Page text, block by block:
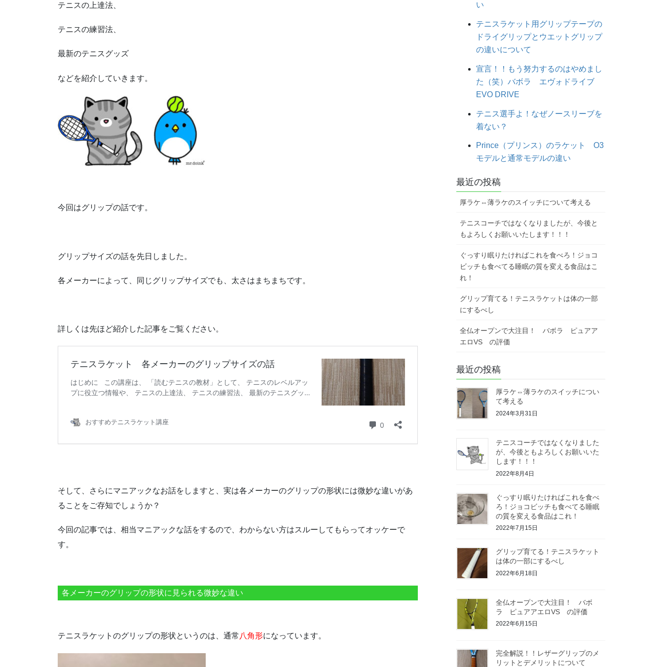
テニスの上達法、
テニスの練習法、
最新のテニスグッズ
などを紹介していきます。
今回はグリップの話です。
グリップサイズの話を先日しました。
各メーカーによって、同じグリップサイズでも、太さはまちまちです。
詳しくは先ほど紹介した記事をご覧ください。
そして、さらにマニアックなお話をしますと、実は各メーカーのグリップの形状には微妙な違いがあ
ることをご存知でしょうか？
今回の記事では、相当マニアックな話をするので、わからない方はスルーしてもらってオッケーで
す。
各メーカーのグリップの形状に見られる微妙な違い
テニスラケットのグリップの形状というのは、通常 八角形になっています。
い
テニスラケット用グリップテープの
ドライグリップとウエットグリップ
の違いについて
宣言！！もう努力するのはやめまし
た（笑）バボラ エヴォドライブ
EVO DRIVE
テニス選手よ！なぜノースリーブを
着ない？
Prince（プリンス）のラケット O3
モデルと通常モデルの違い
最近の投稿
厚ラケ⇔薄ラケのスイッチについて考える
テニスコーチではなくなりましたが、今後と
もよろしくお願いいたします！！！
ぐっすり眠りたければこれを食べろ！ジョコ
ビッチも食べてる睡眠の質を変える食品はこ
れ！
グリップ育てる！テニスラケットは体の一部
にするべし
全仏オープンで大注目！ バボラ ピュアア
エロVS の評価
最近の投稿
厚ラケ⇔薄ラケのスイッチについ
て考える
2024年3月31日
テニスコーチではなくなりました
が、今後ともよろしくお願いいた
します！！！
2022年8月4日
ぐっすり眠りたければこれを食べ
ろ！ジョコビッチも食べてる睡眠
の質を変える食品はこれ！
2022年7月15日
グリップ育てる！テニスラケット
は体の一部にするべし
2022年6月18日
全仏オープンで大注目！ バボ
ラ ピュアアエロVS の評価
2022年6月15日
完全解説！！レザーグリップのメ
リットとデメリットについて